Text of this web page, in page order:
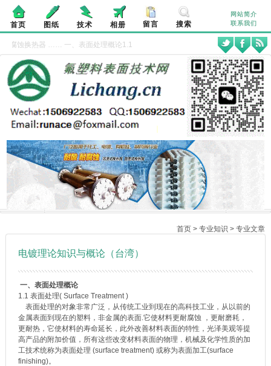
首页 图纸 技术 相册 留言 搜索
网站简介
联系我们
换热器…… 一、表面处理概论1.1 表面处理( Surface Treatment ) 表面处理的对
首页 > 专业知识 > 专业文章
电镀理论知识与概论（台湾）
一、表面处理概论
1.1 表面处理( Surface Treatment )
表面处理的对象非常广泛，从传统工业到现在的高科技工业，从以前的
金属表面到现在的塑料，非金属的表面.它使材料更耐腐蚀 ，更耐磨耗，
更耐热，它使材料的寿命延长，此外改善材料表面的特性，光泽美观等提
高产品的附加价值，所有这些改变材料表面的物理，机械及化学性质的加
工技术统称为表面处理 (surface treatment) 或称为表面加工(surface
finishing)。